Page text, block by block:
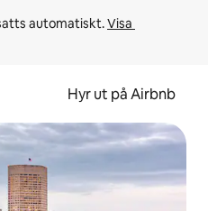
automatiskt. Visa
Hyr ut på Airbnb